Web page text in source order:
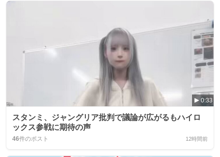
0:33
スタンミ、ジャングリア批判で議論が広がるもハイロ
ックス参戦に期待の声
46件のポスト 12時間前